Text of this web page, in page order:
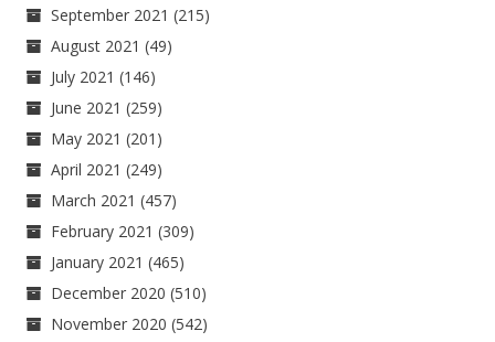
September 2021 (215)
August 2021 (49)
July 2021 (146)
June 2021 (259)
May 2021 (201)
April 2021 (249)
March 2021 (457)
February 2021 (309)
January 2021 (465)
December 2020 (510)
November 2020 (542)